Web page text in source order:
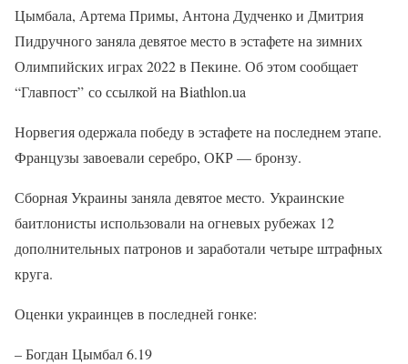
Цымбала, Артема Примы, Антона Дудченко и Дмитрия
Пидручного заняла девятое место в эстафете на зимних
Олимпийских играх 2022 в Пекине. Об этом сообщает
“Главпост” со ссылкой на Biathlon.ua
Норвегия одержала победу в эстафете на последнем этапе.
Французы завоевали серебро, ОКР — бронзу.
Сборная Украины заняла девятое место. Украинские
баитлонисты использовали на огневых рубежах 12
дополнительных патронов и заработали четыре штрафных
круга.
Оценки украинцев в последней гонке:
– Богдан Цымбал 6.19